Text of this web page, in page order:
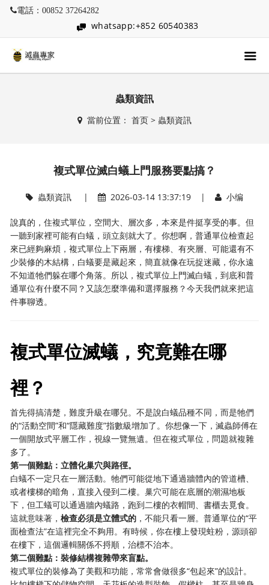
電話：00852 37264282
whatsapp:+852 60540383
蟲類資訊
當前位置： 首页> 蟲類資訊
複式單位滅白蟻上門服務要點搞？
蟲類資訊| 2026-03-14 13:37:19 | 小编
說真的，住複式單位，空間大、層次多，本來是件挺享受的事。但
一聽到家裡可能有白蟻，頭立刻就大了。你想啊，普通單位檢查起
來已經夠麻煩，複式單位上下兩層，有樓梯、有夾層、可能還有不
少裝修的木結構，白蟻要是藏起來，簡直就像在玩捉迷藏，你永遠
不知道牠們躲在哪个角落。所以，複式單位上門滅白蟻，到底和普
通單位有什麼不同？又該怎麼準備和選擇服務？今天我們就來把這
件事聊透。
複式單位滅蟻，究竟難在哪
裡？
首先得搞清楚，難度升級在哪兒。不是說白蟻品種不同，而是牠們
的“活動空間”和“隱藏難度”指數級增加了。你想像一下，滅蟲師傅在
一個開放式平層工作，視線一覽無遺。但在複式單位，問題就複雜
多了。
第一個難點：立體化巢穴與路徑。
白蟻不一定只在一層活動。牠們可能從地下通過牆體內的管道槽、
或者樓梯的暗角，直接入侵到二樓。巢穴可能在底層的潮濕地板
下，但工蟻可以通過牆內蟻路，跑到二樓的衣帽間、書櫃去覓食。
這就意味著，檢查必須是立體式的 ，不能只看一層。普通單位的“平
面檢查法”在這裡完全不夠用。有時候，你在樓上發現蛀粉，源頭卻
在樓下，這個邏輯關係不捋順，治標不治本。
第二個難點：裝修結構複雜帶來盲點。
複式單位的裝修為了美觀和功能，常常會做很多“包起來”的設計。